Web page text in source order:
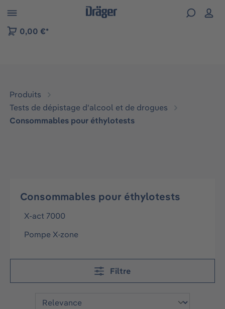
to B2B platform navigation
0,00 €*
Produits
Tests de dépistage d'alcool et de drogues
Consommables pour éthylotests
Consommables pour éthylotests
X-act 7000
Pompe X-zone
Filtre